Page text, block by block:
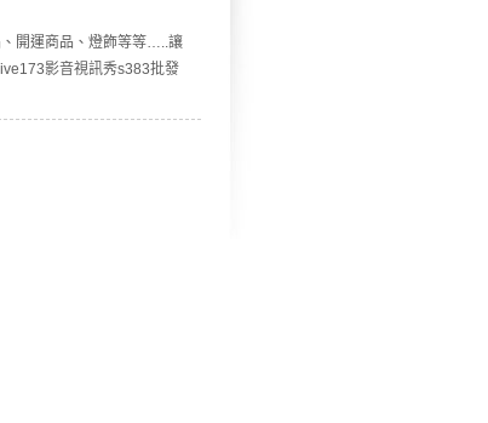
開運商品、燈飾等等…..讓
影音視訊秀s383批發